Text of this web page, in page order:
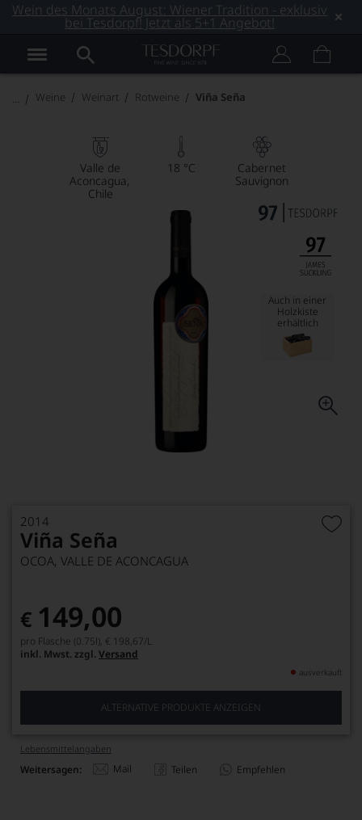
Wein des Monats August: Wiener Tradition - exklusiv
bei Tesdorpf! Jetzt als 5+1 Angebot!
Weine Weinart Rotweine Viña Seña
Valle de
Aconcagua
Chile
18 °C
Cabernet
Sauvignon
Auch in einer
Holzkiste
erhältlich
2014
Viña Seña
OCOA, VALLE DE ACONCAGUA
€ 149,00
pro Flasche (0.75l), € 198,67/L
inkl. Mwst. zzgl. Versand
ausverkauft
ALTERNATIVE PRODUKTE ANZEIGEN
Lebensmittel­angaben
Weitersagen: Mail Teilen Empfehlen